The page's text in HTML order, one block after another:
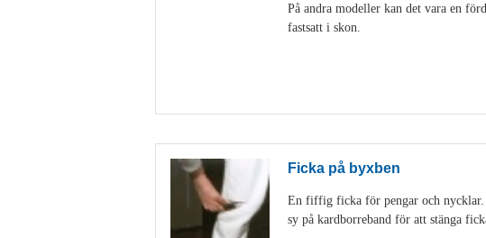
På andra modeller kan det vara en
fastsatt i skon.
Ficka på byxben
En fiffig ficka för pengar och nycklar.
sy på kardborreband för att stänga